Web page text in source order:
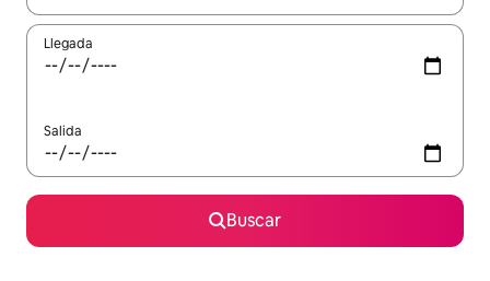
Llegada
Salida
Buscar